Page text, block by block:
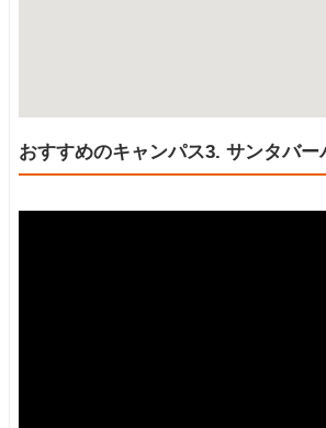
おすすめのキャンパス3. サンタバー